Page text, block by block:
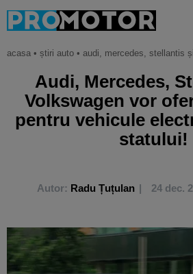
acasa • știri auto • audi, mercedes, stellantis și volkswagen vor oferi
Audi, Mercedes,
Volkswagen vor
pentru vehicule
statului!
Autor: Radu Țuțulan 24 dec.